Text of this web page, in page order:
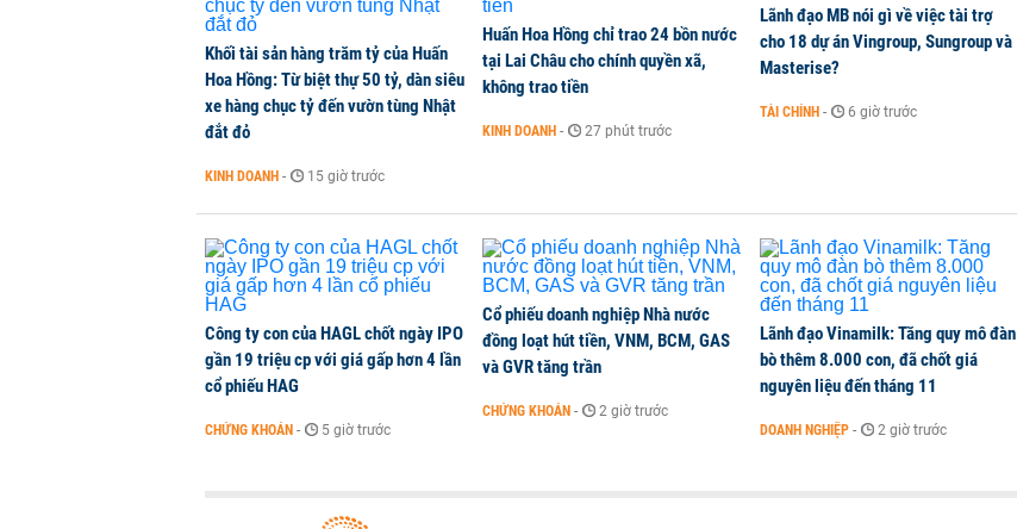
Chuyên gia Phạm Xuân Hoè chỉ ra 6 nguyên nhân khiến dòng vốn trong nền kinh tế
còn 'tắc nghẽn'
THỜI SỰ - 1 phút trước
VNPT nắm giữ hơn 62.000 tỷ đồng tiền mặt, ngang ngửa MWG
DOANH NGHIỆP - 1 phút trước
Khối tài sản hàng trăm tỷ của Huấn
Hoa Hồng: Từ biệt thự 50 tỷ, dàn siêu
xe hàng chục tỷ đến vườn tùng Nhật
đắt đỏ
KINH DOANH - 15 giờ trước
Huấn Hoa Hồng chỉ trao 24 bồn nước
tại Lai Châu cho chính quyền xã,
không trao tiền
KINH DOANH - 27 phút trước
Lãnh đạo MB nói gì về việc tài trợ
cho 18 dự án Vingroup, Sungroup và
Masterise?
TÀI CHÍNH - 6 giờ trước
Công ty con của HAGL chốt ngày IPO
gần 19 triệu cp với giá gấp hơn 4 lần
cổ phiếu HAG
CHỨNG KHOÁN - 5 giờ trước
Cổ phiếu doanh nghiệp Nhà nước
đồng loạt hút tiền, VNM, BCM, GAS
và GVR tăng trần
CHỨNG KHOÁN - 2 giờ trước
Lãnh đạo Vinamilk: Tăng quy mô đàn
bò thêm 8.000 con, đã chốt giá
nguyên liệu đến tháng 11
DOANH NGHIỆP - 2 giờ trước